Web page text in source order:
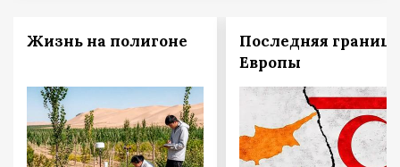
Жизнь на полигоне
Последняя граница
Европы